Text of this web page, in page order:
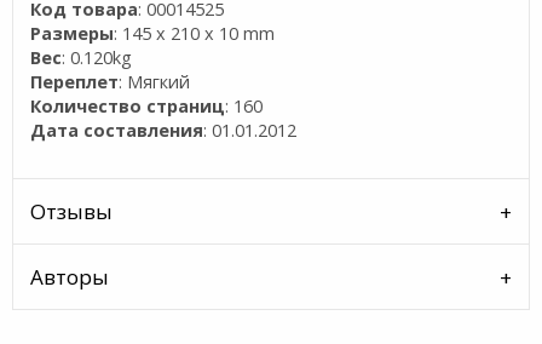
Код товара: 00014525
Размеры: 145 x 210 x 10 mm
Вес: 0.120kg
Переплет: Мягкий
Количество страниц: 160
Дата составления: 01.01.2012
Отзывы
Авторы